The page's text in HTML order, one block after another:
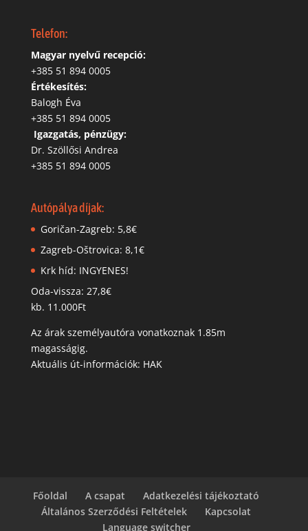
Telefon:
Magyar nyelvű recepció:
‭+385 51 894 0005
Értékesítés:
Balogh Éva
+385 51 894 0005
Igazgatás, pénzügy:
Dr. Szöllősi Andrea
+385 51 894 0005
Autópálya díjak:
Goričan-Zagreb: 5,8€
Zagreb-Oštrovica: 8,1€
Krk híd: INGYENES!
Oda-vissza: 27,8€
kb. 11.000Ft
Az árak személyautóra vonatkoznak 1.85m
magasságig.
Aktuális út-információk: HAK
Főoldal A csapat
Adatkezelési tájékoztató
Általános Szerződési Feltételek
Kapcsolat
Language switcher